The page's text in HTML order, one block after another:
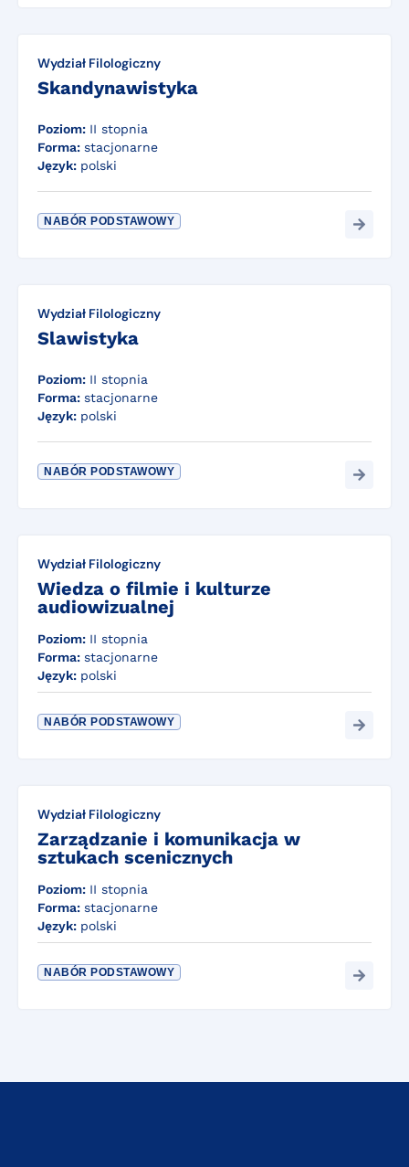
Wydział Filologiczny
Skandynawistyka
Poziom: II stopnia
Forma: stacjonarne
Język: polski
NABÓR PODSTAWOWY
Wydział Filologiczny
Slawistyka
Poziom: II stopnia
Forma: stacjonarne
Język: polski
NABÓR PODSTAWOWY
Wydział Filologiczny
Wiedza o filmie i kulturze
audiowizualnej
Poziom: II stopnia
Forma: stacjonarne
Język: polski
NABÓR PODSTAWOWY
Wydział Filologiczny
Zarządzanie i komunikacja w
sztukach scenicznych
Poziom: II stopnia
Forma: stacjonarne
Język: polski
NABÓR PODSTAWOWY